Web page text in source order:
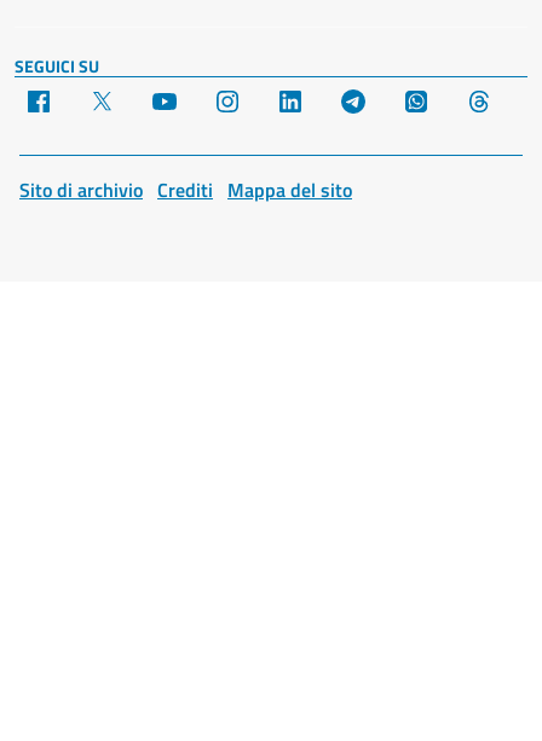
SEGUICI SU
Facebook YouTube Instagram LinkedIn Telegram WhatsApp
Sito di archivio Crediti Mappa del sito